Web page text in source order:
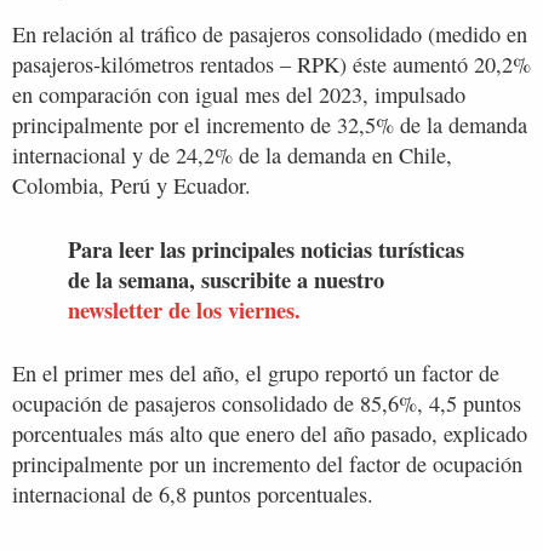
En relación al tráfico de pasajeros consolidado (medido en
pasajeros-kilómetros rentados – RPK) éste aumentó 20,2%
en comparación con igual mes del 2023, impulsado
principalmente por el incremento de 32,5% de la demanda
internacional y de 24,2% de la demanda en Chile,
Colombia, Perú y Ecuador.
Para leer las principales noticias turísticas
de la semana, suscribite a nuestro
newsletter de los viernes.
En el primer mes del año, el grupo reportó un factor de
ocupación de pasajeros consolidado de 85,6%, 4,5 puntos
porcentuales más alto que enero del año pasado, explicado
principalmente por un incremento del factor de ocupación
internacional de 6,8 puntos porcentuales.